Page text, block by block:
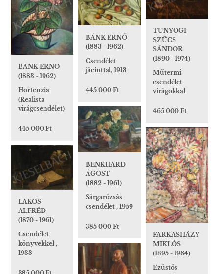
BÁNK ERNŐ
(1883 - 1962)
Hortenzia
(Realista
virágcsendélet)
445 000 Ft
BÁNK ERNŐ
(1883 - 1962)
Csendélet
jácinttal, 1913
445 000 Ft
TUNYOGI
SZŰCS
SÁNDOR
(1890 - 1974)
Műtermi
csendélet
virágokkal
465 000 Ft
BENKHARD
ÁGOST
(1882 - 1961)
Sárgarózsás
csendélet , 1959
385 000 Ft
FARKASHÁZY
MIKLÓS
(1895 - 1964)
Ezüstös
LAKOS
ALFRÉD
(1870 - 1961)
Csendélet
könyvekkel ,
1933